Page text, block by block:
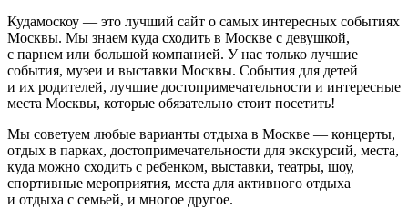
Кудамоскоу — это лучший сайт о самых интересных событиях
Москвы. Мы знаем куда сходить в Москве с девушкой,
с парнем или большой компанией. У нас только лучшие
события, музеи и выставки Москвы. События для детей
и их родителей, лучшие достопримечательности и интересные
места Москвы, которые обязательно стоит посетить!
Мы советуем любые варианты отдыха в Москве — концерты,
отдых в парках, достопримечательности для экскурсий, места,
куда можно сходить с ребенком, выставки, театры, шоу,
спортивные мероприятия, места для активного отдыха
и отдыха с семьей, и многое другое.